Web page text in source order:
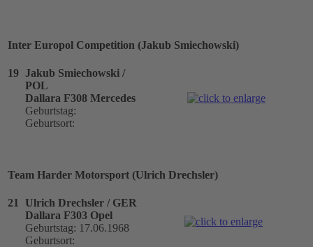
Inter Europol Competition (Jakub Smiechowski)
19 Jakub Smiechowski /
POL
Dallara F308 Mercedes
Geburtstag:
Geburtsort:
Team Harder Motorsport (Ulrich Drechsler)
21
Ulrich Drechsler / GER
Dallara F303 Opel
Geburtstag: 17.06.1968
Geburtsort: